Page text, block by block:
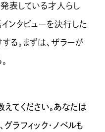
発表している才人らし
ンタビューを決行した
る。まずは、ザラーが
てください。あなたは
ラフィック・ノベルも